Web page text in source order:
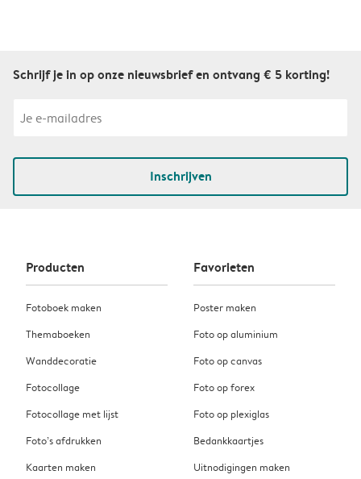
Schrijf je in op onze nieuwsbrief en ontvang € 5 korting!
Inschrijven
Producten
Fotoboek maken
Themaboeken
Wanddecoratie
Fotocollage
Fotocollage met lijst
Foto’s afdrukken
Kaarten maken
Favorieten
Poster maken
Foto op aluminium
Foto op canvas
Foto op forex
Foto op plexiglas
Bedankkaartjes
Uitnodigingen maken